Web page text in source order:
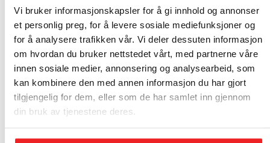
Vi bruker informasjonskapsler for å gi innhold og annonser
et personlig preg, for å levere sosiale mediefunksjoner og
for å analysere trafikken vår. Vi deler dessuten informasjon
om hvordan du bruker nettstedet vårt, med partnerne våre
innen sosiale medier, annonsering og analysearbeid, som
kan kombinere den med annen informasjon du har gjort
tilgjengelig for dem, eller som de har samlet inn gjennom
din bruk av tjenestene deres.
Super service, godt humør,
løsningsorientert og flott arbeid👍😊
Christina Hansen